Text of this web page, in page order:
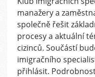
manažery a
společně řešit
procesy a aktuální
cizinců. Součástí
imigračního
přihlásit.